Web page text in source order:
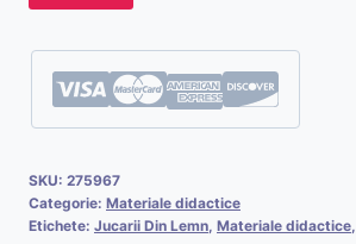
SKU: 275967
Categorie: Materiale didactice
Etichete: Jucarii Din Lemn, Materiale didactice,